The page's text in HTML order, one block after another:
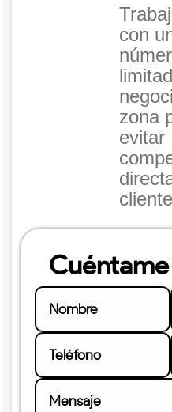
con
zona
evitar